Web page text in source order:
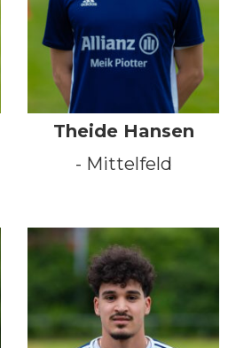
Theide Hansen
- Mittelfeld